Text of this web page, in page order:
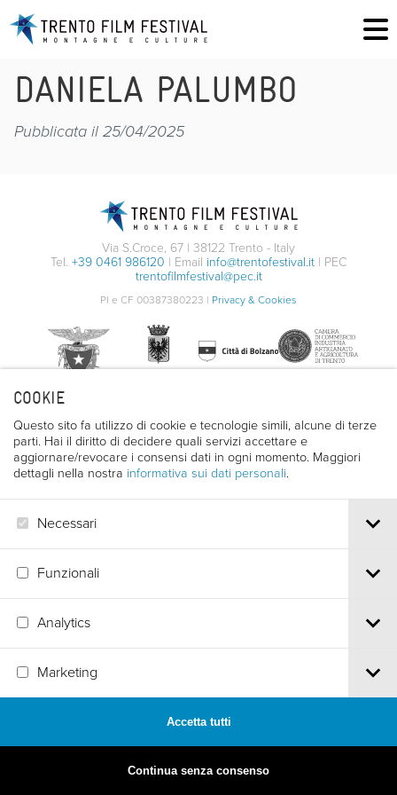
COOKIE
Questo sito fa utilizzo di cookie e tecnologie simili, alcune di terze
parti. Hai il diritto di decidere quali servizi accettare e
aggiornare/revocare i consensi dati in ogni momento. Maggiori
dettagli nella nostra informativa sui dati personali.
Necessari
Funzionali
Analytics
Marketing
Accetta tutti
Continua senza consenso
DANIELA PALUMBO
Pubblicata il 25/04/2025
Via S.Croce, 67 | 38122 Trento - Italy
Tel. +39 0461 986120 | Email info@trentofestival.it | PEC
trentofilmfestival@pec.it
PI e CF 00387380223 | Privacy & Cookies